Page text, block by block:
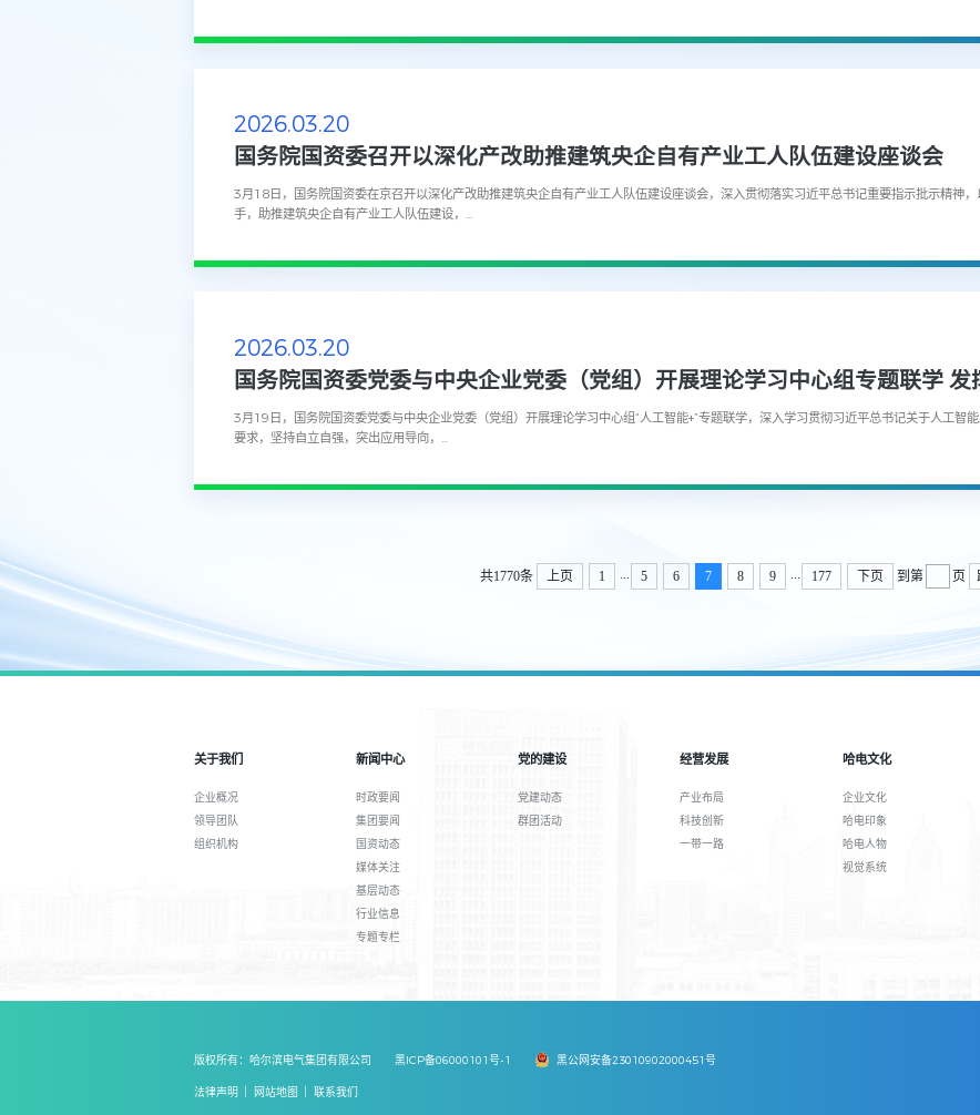
2026.03.20
国务院国资委召开以深化产改助推建筑央企自有产业工人队伍建设座谈会
3月18日，国务院国资委在京召开以深化产改助推建筑央企自有产业工人队伍建设座谈会，深入贯彻落实习近平总书记重要指示批示精神
手，助推建筑央企自有产业工人队伍建设，...
2026.03.20
3月19日，国务院国资委党委与中央企业党委（党组）开展理论学习中心组“人工智能+”专题联学，深入学习贯彻习近平总书记关于人工智
要求，坚持自立自强，突出应用导向，...
共1770条 上页 1 ... 5 6 7 8 9 ... 177 下页 到第 页
关于我们
企业概况
领导团队
组织机构
新闻中心
时政要闻
集团要闻
国资动态
媒体关注
基层动态
行业信息
专题专栏
党的建设
党建动态
群团活动
经营发展
产业布局
科技创新
一带一路
哈电文化
企业文化
哈电印象
哈电人物
视觉系统
版权所有：哈尔滨电气集团有限公司 黑ICP备06000101号-1 黑公网安备23010902000451号
法律声明 网站地图 联系我们